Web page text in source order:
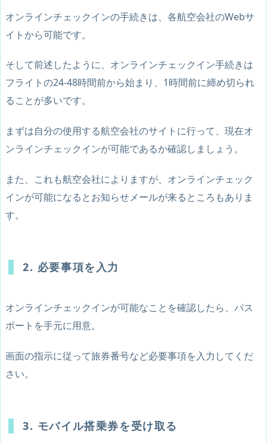
オンラインチェックインの手続きは、各航空会社のWebサ
イトから可能です。
そして前述したように、オンラインチェックイン手続きは
フライトの24-48時間前から始まり、1時間前に締め切られ
ることが多いです。
まずは自分の使用する航空会社のサイトに行って、現在オ
ンラインチェックインが可能であるか確認しましょう。
また、これも航空会社によりますが、オンラインチェック
インが可能になるとお知らせメールが来るところもありま
す。
2. 必要事項を入力
オンラインチェックインが可能なことを確認したら、パス
ポートを手元に用意。
画面の指示に従って旅券番号など必要事項を入力してくだ
さい。
3. モバイル搭乗券を受け取る